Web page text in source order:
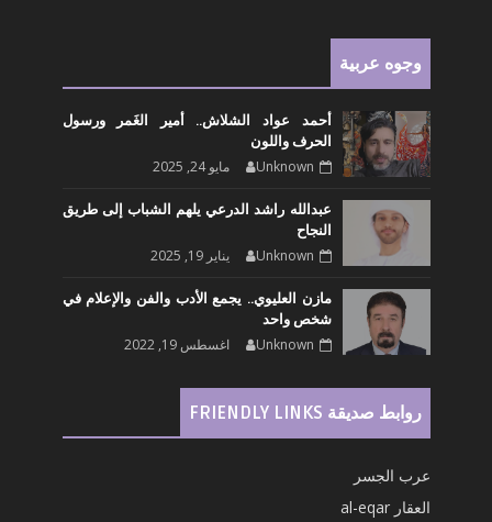
وجوه عربية
أحمد عواد الشلاش.. أمير الغَمر ورسول
الحرف واللون
Unknown مايو 24, 2025
عبدالله راشد الدرعي يلهم الشباب إلى طريق
النجاح
Unknown يناير 19, 2025
مازن العليوي.. يجمع الأدب والفن والإعلام في
شخص واحد
Unknown اغسطس 19, 2022
روابط صديقة FRIENDLY LINKS
عرب الجسر
العقار al-eqar